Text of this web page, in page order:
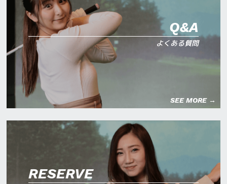
Q&A
よくある質問
SEE MORE →
RESERVE